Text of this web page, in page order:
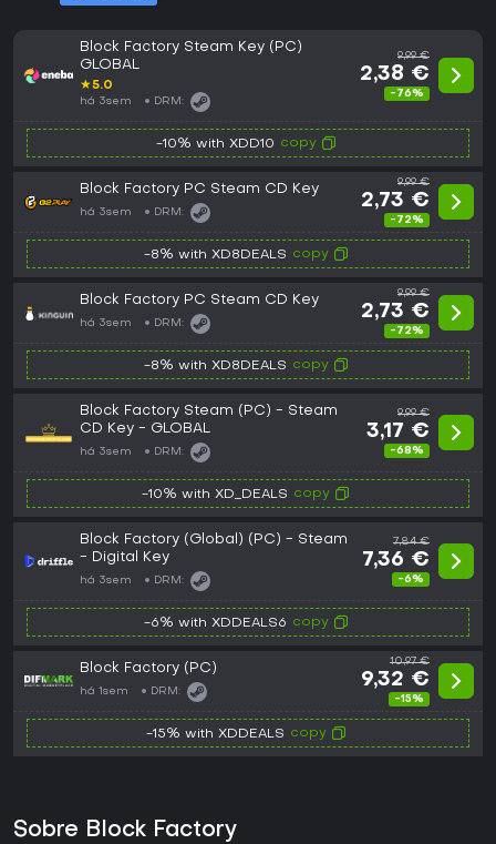
Block Factory Steam Key (PC)
GLOBAL
★5.0
há 3sem DRM:
9,99 €
2,38 €
-76%
-10% with XDD10 copy
Block Factory PC Steam CD Key
há 3sem DRM:
9,99 €
2,73 €
-72%
-8% with XD8DEALS copy
Block Factory PC Steam CD Key
há 3sem DRM:
9,99 €
2,73 €
-72%
-8% with XD8DEALS copy
Block Factory Steam (PC) - Steam
CD Key - GLOBAL
há 3sem DRM:
9,99 €
3,17 €
-68%
-10% with XD_DEALS copy
Block Factory (Global) (PC) - Steam
- Digital Key
há 3sem DRM:
7,84 €
7,36 €
-6%
-6% with XDDEALS6 copy
Block Factory (PC)
há 1sem DRM:
10,97 €
9,32 €
-15%
-15% with XDDEALS copy
Sobre Block Factory